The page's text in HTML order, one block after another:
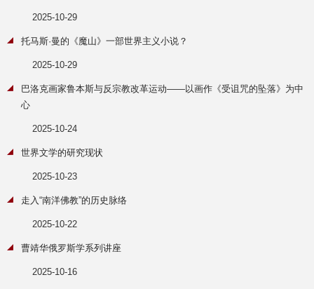
2025-10-29
托马斯·曼的《魔山》一部世界主义小说？
2025-10-29
巴洛克画家鲁本斯与反宗教改革运动——以画作《受诅咒的坠落》为中
心
2025-10-24
世界文学的研究现状
2025-10-23
走入“南洋佛教”的历史脉络
2025-10-22
曹靖华俄罗斯学系列讲座
2025-10-16